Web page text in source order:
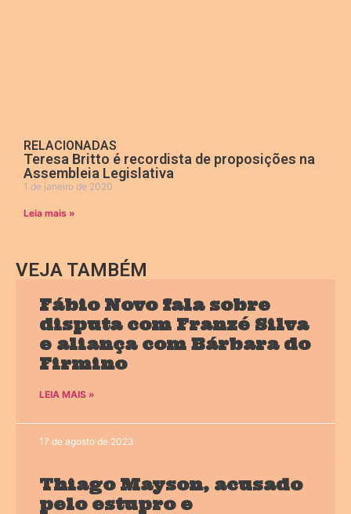
RELACIONADAS
Teresa Britto é recordista de proposições na
Assembleia Legislativa
1 de janeiro de 2020
Leia mais »
VEJA TAMBÉM
Fábio Novo fala sobre
disputa com Franzé Silva
e aliança com Bárbara do
Firmino
LEIA MAIS »
17 de agosto de 2023
Thiago Mayson, acusado
pelo estupro e